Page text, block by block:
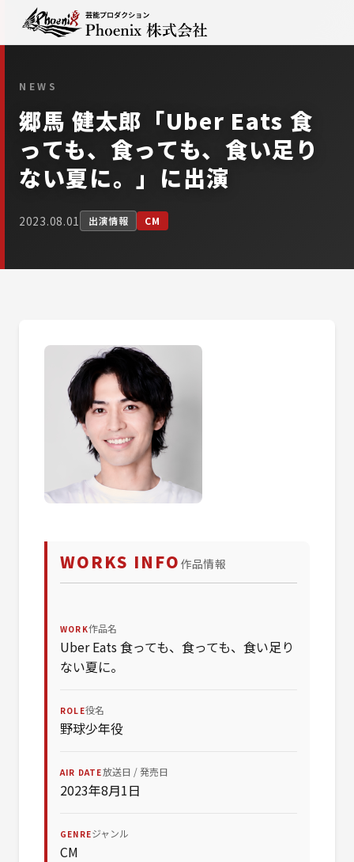
NEWS
郷馬 健太郎「Uber Eats 食
っても、食っても、食い足り
ない夏に。」に出演
2023.08.01 出演情報 CM
WORKS INFO 作品情報
WORK作品名
Uber Eats 食っても、食っても、食い足り
ない夏に。
ROLE役名
野球少年役
AIR DATE放送日 / 発売日
2023年8月1日
GENREジャンル
CM